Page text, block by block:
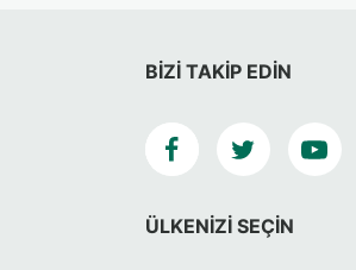
BIZI TAKIP EDIN
ÜLKENIZI SEÇIN